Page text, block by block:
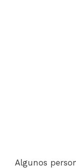
Algunos